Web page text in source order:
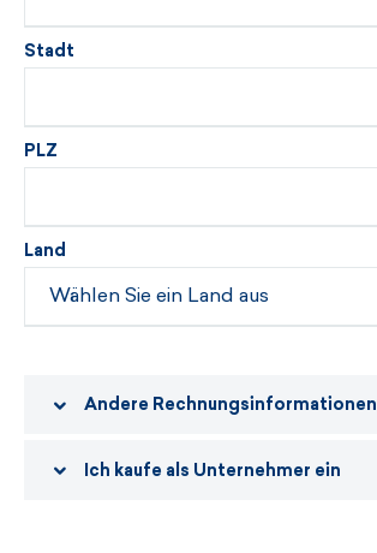
Stadt
PLZ
Land
Andere Rechnungsinformationen
Ich kaufe als Unternehmer ein